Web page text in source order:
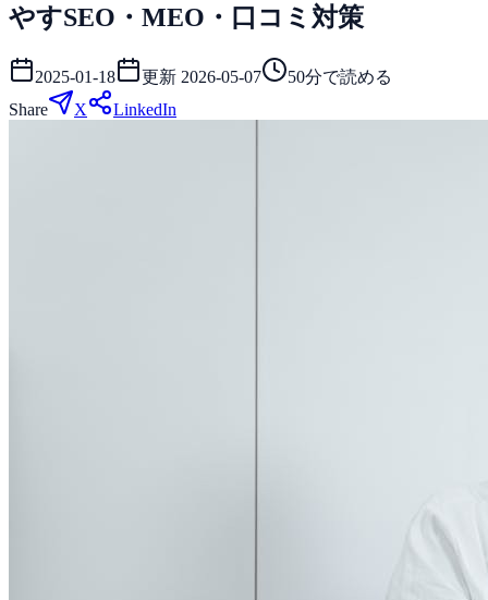
やすSEO・MEO・口コミ対策
2025-01-18 更新 2026-05-07 50分で読める
Share
X LinkedIn